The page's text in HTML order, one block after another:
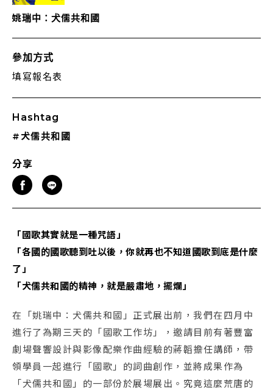
姚瑞中：犬儒共和國
參加方式
填寫報名表
Hashtag
#犬儒共和國
分享
「國歌其實就是一種咒語」
「各國的國歌聽到吐以後，你就再也不知道國歌到底是什麼
了」
「犬儒共和國的精神，就是嚴肅地，擺爛」
在「姚瑞中：犬儒共和國」正式展出前，我們在四月中
進行了為期三天的「國歌工作坊」，邀請目前有著豐富
劇場聲響設計與影像配樂作曲經驗的蔣韜擔任講師，帶
領學員一起進行「國歌」的詞曲創作，並將成果作為
「犬儒共和國」的一部份於展場展出。究竟這麼荒唐的